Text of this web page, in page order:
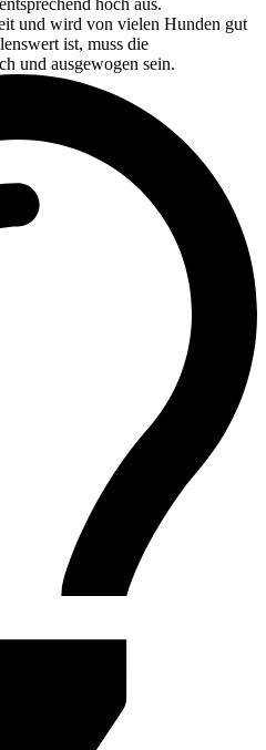
hoch aus.
und wird von vielen Hunden gut
ist, muss die
und ausgewogen sein.